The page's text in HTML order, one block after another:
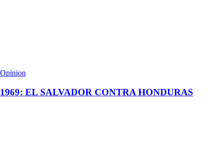
Opinion
1969: EL SALVADOR CONTRA HONDURAS